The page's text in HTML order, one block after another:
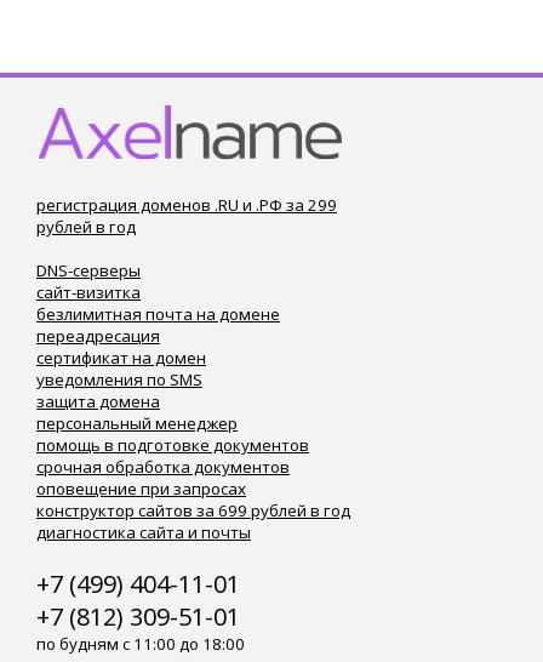
регистрация доменов .RU и .РФ за 299
рублей в год
DNS-серверы
сайт-визитка
безлимитная почта на домене
переадресация
сертификат на домен
уведомления по SMS
защита домена
персональный менеджер
помощь в подготовке документов
срочная обработка документов
оповещение при запросах
конструктор сайтов за 699 рублей в год
диагностика сайта и почты
+7 (499) 404-11-01
+7 (812) 309-51-01
по будням с 11:00 до 18:00